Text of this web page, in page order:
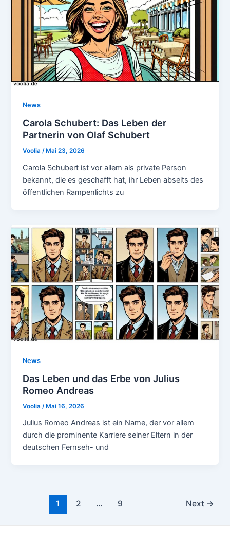
News
Carola Schubert: Das Leben der
Partnerin von Olaf Schubert
Voolia/Mai 23, 2026
Carola Schubert ist vor allem als private Person
bekannt, die es geschafft hat, ihr Leben abseits des
öffentlichen Rampenlichts zu
News
Das Leben und das Erbe von Julius
Romeo Andreas
Voolia /Mai 16, 2026
Julius Romeo Andreas ist ein Name, der vor allem
durch die prominente Karriere seiner Eltern in der
deutschen Fernseh- und
1 2 … 9 Next →